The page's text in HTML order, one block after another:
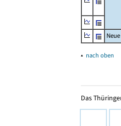
▴ nach oben
Das